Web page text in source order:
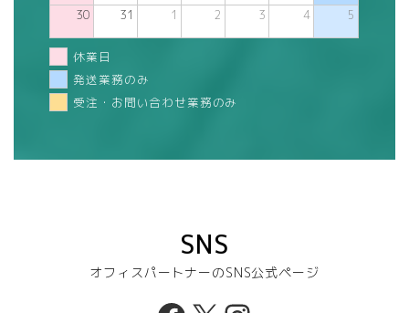
30 31 1 2 3 4 5
休業日
発送業務のみ
受注・お問い合わせ業務のみ
SNS
オフィスパートナーのSNS公式ページ